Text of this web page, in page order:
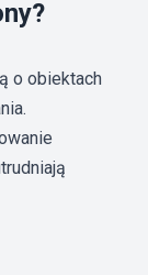
o obiektach